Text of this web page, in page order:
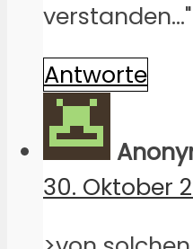
verstanden…"
Antworte
30. Oktober